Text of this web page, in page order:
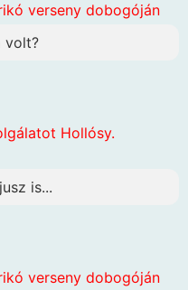
verseny dobogóján
volt?
Hollósy.
is...
verseny dobogóján